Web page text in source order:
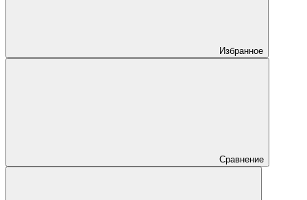
Избранное
Сравнение